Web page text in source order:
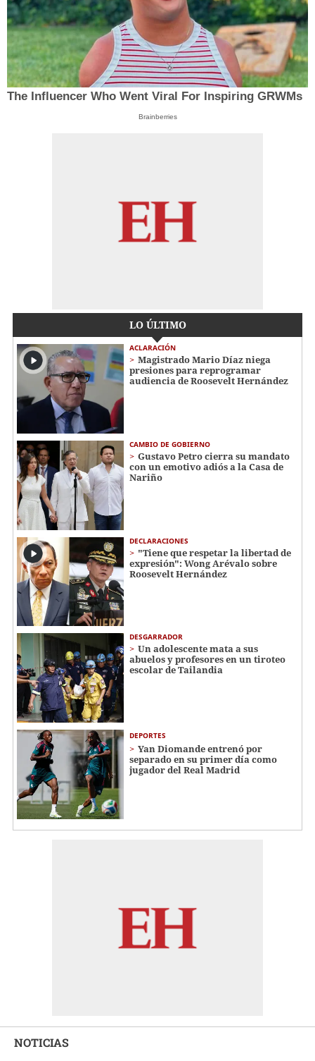
The Influencer Who Went Viral For Inspiring GRWMs
Brainberries
LO ÚLTIMO
ACLARACIÓN
Magistrado Mario Díaz niega
presiones para reprogramar
audiencia de Roosevelt Hernández
CAMBIO DE GOBIERNO
Gustavo Petro cierra su mandato
con un emotivo adiós a la Casa de
Nariño
DECLARACIONES
"Tiene que respetar la libertad de
expresión": Wong Arévalo sobre
Roosevelt Hernández
DESGARRADOR
Un adolescente mata a sus
abuelos y profesores en un tiroteo
escolar de Tailandia
DEPORTES
Yan Diomande entrenó por
separado en su primer día como
jugador del Real Madrid
NOTICIAS